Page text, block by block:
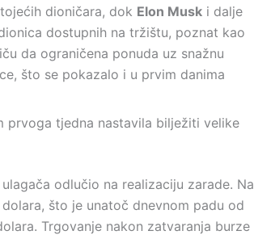
dioničara, dok Elon Musk i dalje
dostupnih na tržištu, poznat kao
da ograničena ponuda uz snažnu
što se pokazalo i u prvim danima
prvoga tjedna nastavila bilježiti velike
odlučio na realizaciju zarade. Na
što je unatoč dnevnom padu od
Trgovanje nakon zatvaranja burze